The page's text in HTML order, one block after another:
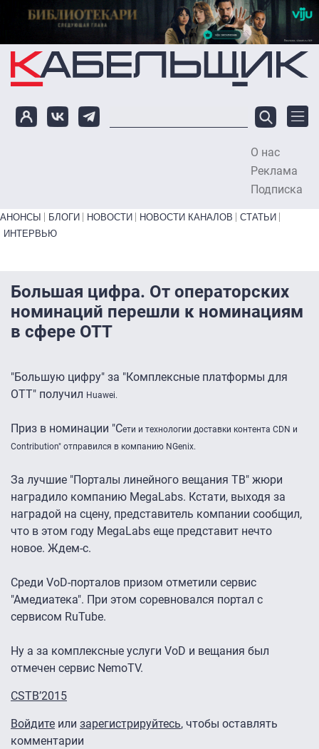
Перейти к основному содержанию
О нас
Реклама
Подписка
Primary links bottom
АНОНСЫ БЛОГИ НОВОСТИ НОВОСТИ КАНАЛОВ
СТАТЬИ
ИНТЕРВЬЮ
Большая цифра. От операторских
номинаций перешли к номинациям
в сфере OTT
"Большую цифру" за "Комплексные платформы для
OTT" получил Huawei.
Приз в номинации "Сети и технологии доставки контента CDN и
Contribution" отправился в компанию NGenix.
За лучшие "Порталы линейного вещания ТВ" жюри
наградило компанию MegaLabs. Кстати, выходя за
наградой на сцену, представитель компании сообщил,
что в этом году MegaLabs еще представит нечто
новое. Ждем-с.
Среди VoD-порталов призом отметили сервис
"Амедиатека". При этом соревновался портал с
сервисом RuTube.
Ну а за комплексные услуги VoD и вещания был
отмечен сервис NemoTV.
CSTB’2015
Войдите или зарегистрируйтесь, чтобы оставлять
комментарии